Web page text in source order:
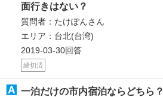
面行きはない？
質問者：たけぽんさん
エリア：台北(台湾)
2019-03-30回答
締切済
一泊だけの市内宿泊ならどちら？